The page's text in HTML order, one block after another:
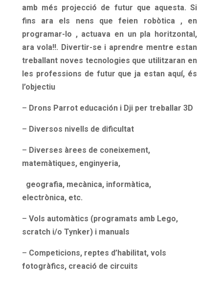
amb més projecció de futur que aquesta. Si
fins ara els nens que feien robòtica , en
programar-lo , actuava en un pla horitzontal,
ara vola!!. Divertir-se i aprendre mentre estan
treballant noves tecnologies que utilitzaran en
les professions de futur que ja estan aquí, és
l’objectiu
– Drons Parrot educación i Dji per treballar 3D
– Diversos nivells de dificultat
– Diverses àrees de coneixement,
matemàtiques, enginyeria,
geografia, mecànica, informàtica,
electrònica, etc.
– Vols automàtics (programats amb Lego,
scratch i/o Tynker) i manuals
– Competicions, reptes d’habilitat, vols
fotogràfics, creació de circuits